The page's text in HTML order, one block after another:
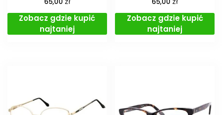
65,00
Zobacz gdzie kupić
najtaniej
65,00
Zobacz gdzie kupić
najtaniej